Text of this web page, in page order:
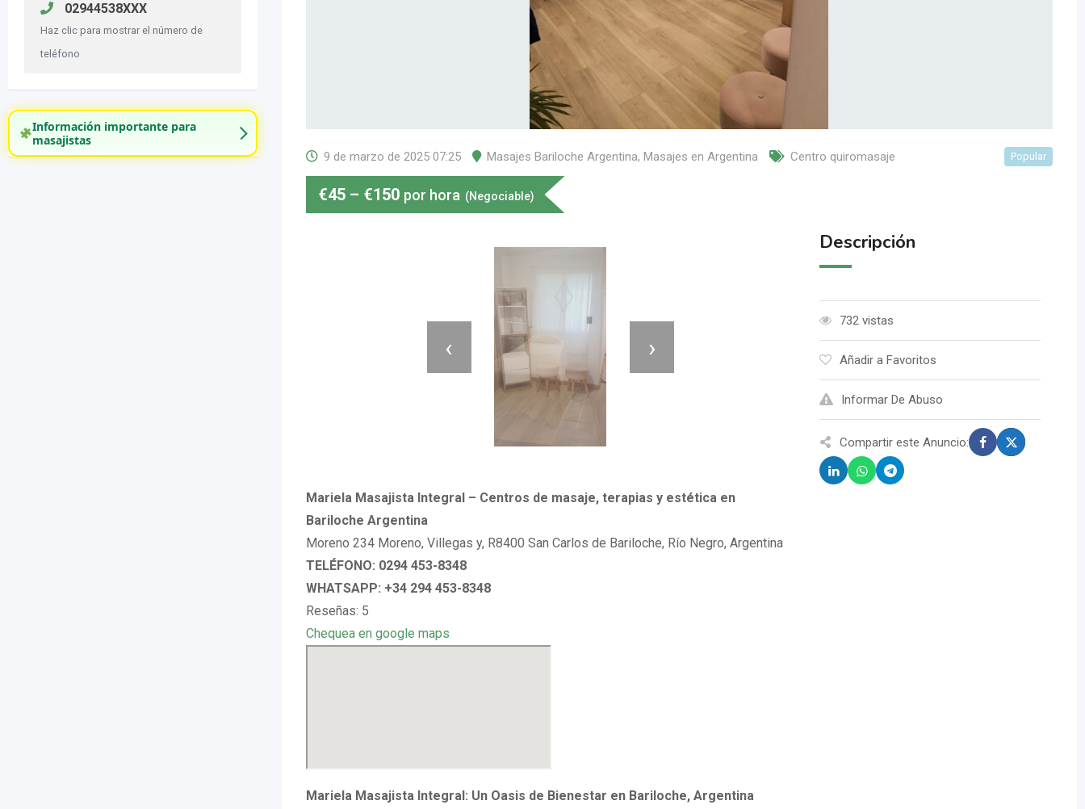
02944538XXX
Haz clic para mostrar el número de
teléfono
Información importante para
masajistas
9 de marzo de 2025 07:25 Masajes Bariloche Argentina, Masajes en Argentina Centro quiromasaje Popular
€45 – €150 por hora (Negociable)
‹ ›
Mariela Masajista Integral – Centros de masaje, terapias y estética en
Bariloche Argentina
Moreno 234 Moreno, Villegas y, R8400 San Carlos de Bariloche, Río Negro, Argentina
TELÉFONO: 0294 453-8348
WHATSAPP: +34 294 453-8348
Reseñas: 5
Chequea en google maps
Mariela Masajista Integral: Un Oasis de Bienestar en Bariloche, Argentina
Descripción
732 vistas
Añadir a Favoritos
Informar De Abuso
Compartir este Anuncio: